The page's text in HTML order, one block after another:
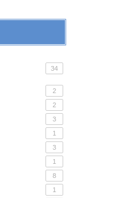
34
2
2
3
1
3
1
8
1